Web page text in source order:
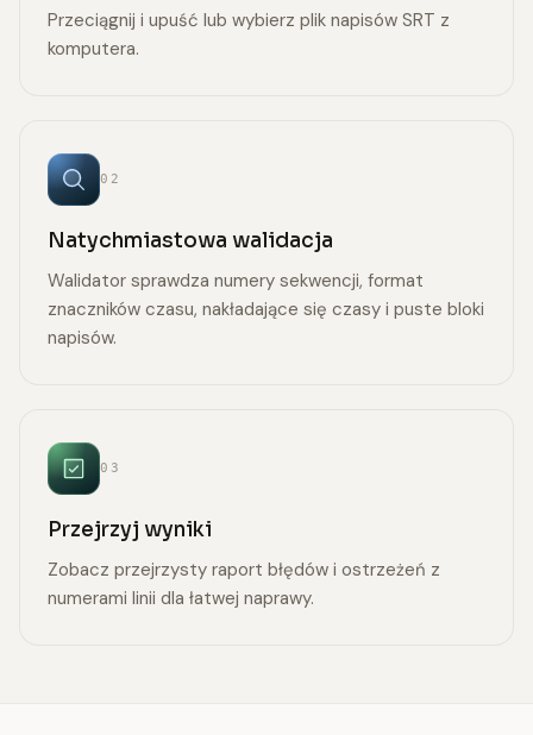
Przeciągnij i upuść lub wybierz plik napisów SRT z
komputera.
02
Natychmiastowa walidacja
Walidator sprawdza numery sekwencji, format
znaczników czasu, nakładające się czasy i puste bloki
napisów.
03
Przejrzyj wyniki
Zobacz przejrzysty raport błędów i ostrzeżeń z
numerami linii dla łatwej naprawy.